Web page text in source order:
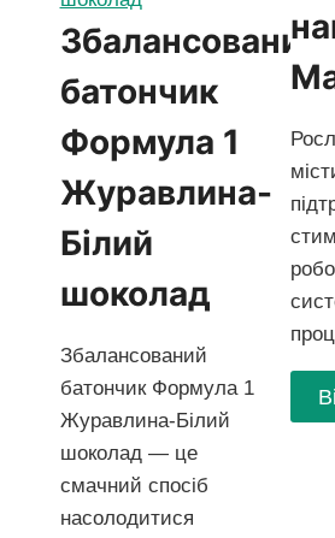
Збалансований
батончик
Формула 1
Журавлина-
Білий
шоколад
Збалансований
батончик Формула 1
Журавлина-Білий
шоколад — це
смачний спосіб
насолодитися